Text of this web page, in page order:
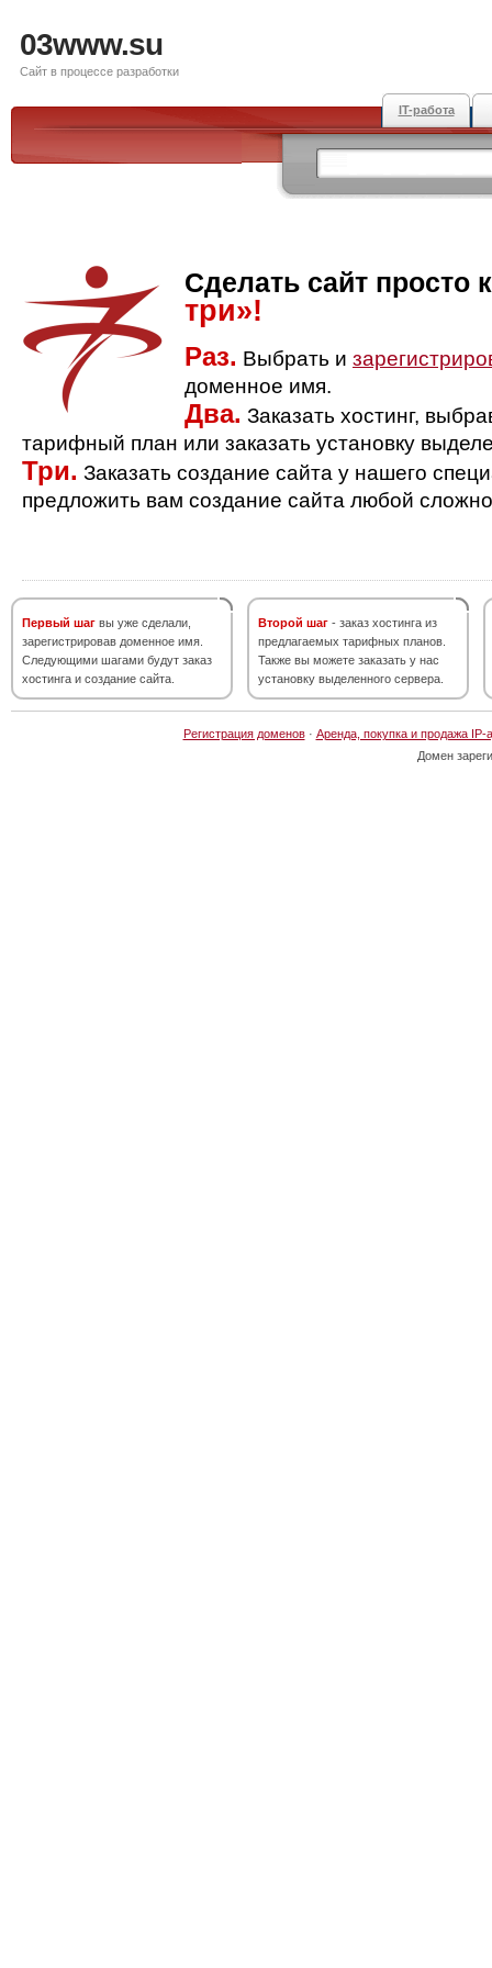
03www.su
Сайт в процессе разработки
IT-работа
Сделать сайт просто
три»!
Раз. Выбрать и
доменное имя.
Два. Заказать хостинг,
тарифный план или заказать установку
Три. Заказать создание сайта у нашего
предложить вам создание сайта любой
Первый шаг вы уже сделали,
зарегистрировав доменное имя.
Следующими шагами будут заказ
хостинга и создание сайта.
Второй шаг - заказ хостинга из
предлагаемых тарифных планов.
Также вы можете заказать у нас
установку выделенного сервера.
Регистрация доменов· Аренда, покупка и продажа IP-
Домен